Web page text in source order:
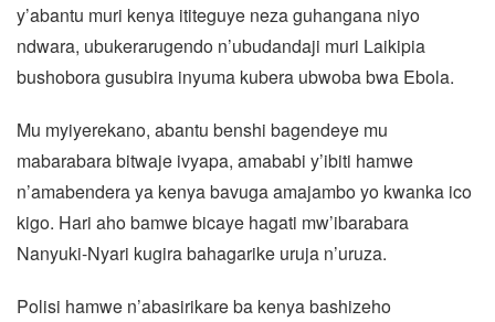
y’abantu muri kenya ititeguye neza guhangana niyo
ndwara, ubukerarugendo n’ubudandaji muri Laikipia
bushobora gusubira inyuma kubera ubwoba bwa Ebola.
Mu myiyerekano, abantu benshi bagendeye mu
mabarabara bitwaje ivyapa, amababi y’ibiti hamwe
n’amabendera ya kenya bavuga amajambo yo kwanka ico
kigo. Hari aho bamwe bicaye hagati mw’ibarabara
Nanyuki-Nyari kugira bahagarike uruja n’uruza.
Polisi hamwe n’abasirikare ba kenya bashizeho